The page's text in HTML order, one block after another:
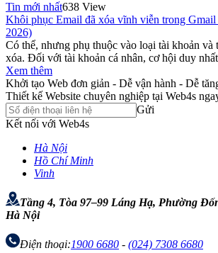
Tin mới nhất638 View
Khôi phục Email đã xóa vĩnh viễn trong
2026)
Có thể, nhưng phụ thuộc vào loại tài khoản và
xóa. Đối với tài khoản cá nhân, cơ hội duy
Xem thêm
Khởi tạo Web đơn giản - Dễ vận hành - Dễ
Thiết kế Website chuyên nghiệp tại Web4s
Gửi
Kết nối với Web4s
Hà Nội
Hồ Chí Minh
Vinh
Tầng 4, Tòa 97–99 Láng Hạ, Phường
Hà Nội
Điện thoại:1900 6680 - (024) 7308 6680